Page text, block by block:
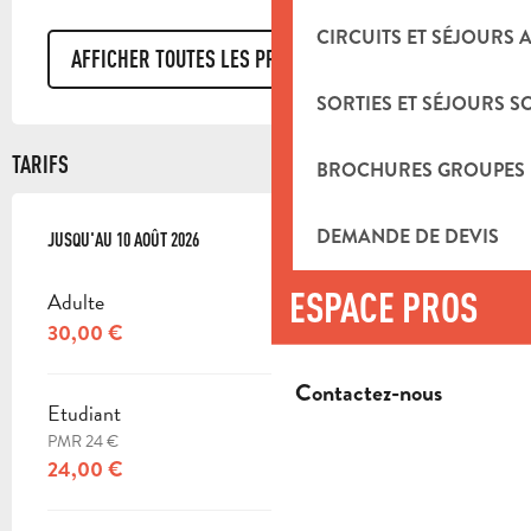
CIRCUITS ET SÉJOURS
SORTIES ET SÉJOURS
BROCHURES GROUPES
DEMANDE DE DEVIS
ESPACE PROS
Contactez-nous
AFFICHER TOUTES LES PRESTATIONS
TARIFS
DU5 JUILLET 2026AU10 AOÛT 2026
JUSQU'AU 10 AOÛT 2026
Adulte
30,00 €
Etudiant
PMR 24 €
24,00 €